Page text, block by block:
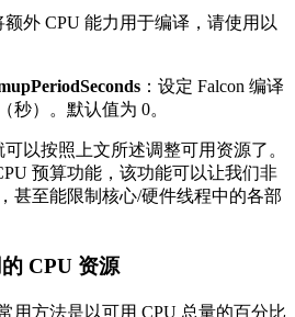
外 CPU 能力用于编译，请使用以
：设定 Falcon 编译
秒）。默认值为 0。
以按照上文所述调整可用资源了。
预算功能，该功能可以让我们非
甚至能限制核心/硬件线程中的各部
CPU 资源
用方法是以可用 CPU 总量的百分比